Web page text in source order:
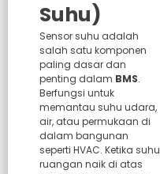
Suhu)
Sensor suhu adalah
salah satu komponen
paling dasar dan
penting dalam BMS.
Berfungsi untuk
memantau suhu udara,
air, atau permukaan di
dalam bangunan
seperti HVAC. Ketika suhu
ruangan naik di atas